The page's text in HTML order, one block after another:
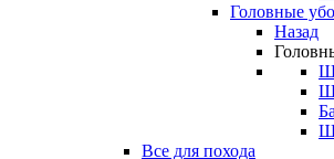
Головные
Назад
Все для похода